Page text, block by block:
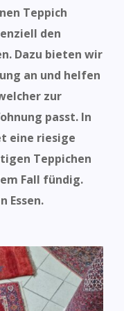
Teppich
den
Dazu bieten wir
an und helfen
zur
passt. In
eine riesige
Teppichen
Fall fündig.
Essen.